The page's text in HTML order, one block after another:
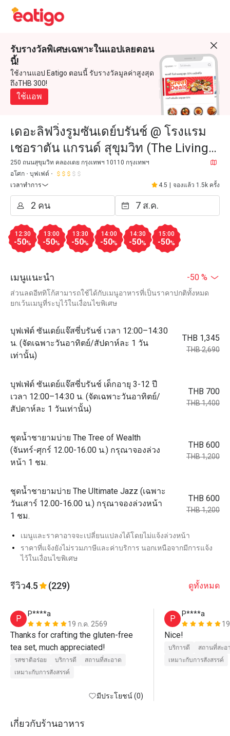
รับรางวัลพิเศษเฉพาะในแอปเลยตอน
นี้!
ใช้งานแอป Eatigo ตอนนี้ รับรางวัลมูลค่าสูงสุด
ถึงTHB 300!
ใช้แอพ
เดอะลิฟวิ่งรูมซันเดย์บรันช์ @ โรงแรม
เชอราตัน แกรนด์ สุขุมวิท (The Living
Room @ Sheraton Grande Sukhumvit
Hotel)
250 ถนนสุขุมวิท คลองเตย กรุงเทพฯ 10110 กรุงเทพฯ
อโศก
บุฟเฟต์
เวลาทำการ
4.5 จองแล้ว 1.5k ครั้ง
12:30
-50%
13:00
-50%
13:30
-50%
14:00
-50%
14:30
-50%
15:00
-50%
เมนูแนะนำ -50 %
ส่วนลดอีททิโก้สามารถใช้ได้กับเมนูอาหารที่เป็นราคาปกติทั้งหมด
ยกเว้นเมนูที่ระบุไว้ในเงื่อนไขพิเศษ
บุฟเฟ่ต์ ซันเดย์แจ๊สซี่บรันช์ เวลา 12:00–14:30
น. (จัดเฉพาะวันอาทิตย์/สัปดาห์ละ 1 วัน
เท่านั้น)
THB 1,345
THB 2,690
บุฟเฟ่ต์ ซันเดย์แจ๊สซี่บรันช์ เด็กอายุ 3-12 ปี
เวลา 12:00–14:30 น. (จัดเฉพาะวันอาทิตย์/
สัปดาห์ละ 1 วันเท่านั้น)
THB 700
THB 1,400
ชุดน้ำชายามบ่าย The Tree of Wealth
(จันทร์-ศุกร์ 12.00-16.00 น.) กรุณาจองล่วง
หน้า 1 ชม.
THB 600
THB 1,200
ชุดน้ำชายามบ่าย The Ultimate Jazz (เฉพาะ
วันเสาร์ 12.00-16.00 น.) กรุณาจองล่วงหน้า
1 ชม.
THB 600
THB 1,200
เมนูและราคาอาจจะเปลี่ยนแปลงได้โดยไม่แจ้งล่วงหน้า
ราคาที่แจ้งยังไม่รวมภาษีและค่าบริการ นอกเหนือจากมีการแจ้ง
ไว้ในเงื่อนไขพิเศษ
รีวิว4.5 (229) ดูทั้งหมด
P
P****a
19 ก.ค. 2569
Thanks for crafting the gluten-free
tea set, much appreciated!
รสชาติอร่อย บริการดี
สถานที่สะอาด
เหมาะกับการสังสรรค์
มีประโยชน์ (0)
P
P****a
Nice!
บริการดี
สถานที่สะอ
เหมาะกับการสังสรรค์
เกี่ยวกับร้านอาหาร